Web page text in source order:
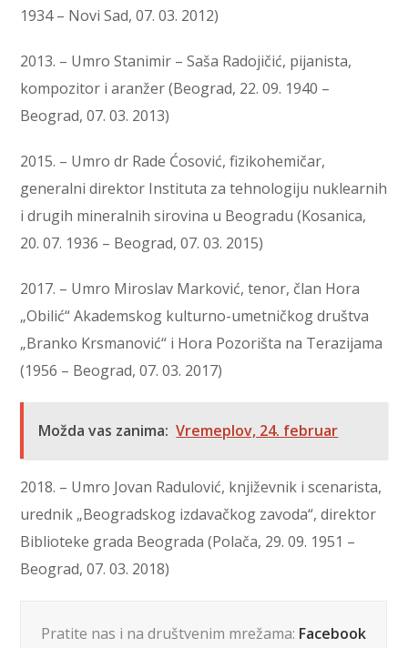
1934 – Novi Sad, 07. 03. 2012)
2013. – Umro Stanimir – Saša Radojičić, pijanista,
kompozitor i aranžer (Beograd, 22. 09. 1940 –
Beograd, 07. 03. 2013)
2015. – Umro dr Rade Ćosović, fizikohemičar,
generalni direktor Instituta za tehnologiju nuklearnih
i drugih mineralnih sirovina u Beogradu (Kosanica,
20. 07. 1936 – Beograd, 07. 03. 2015)
2017. – Umro Miroslav Marković, tenor, član Hora
„Obilić“ Akademskog kulturno-umetničkog društva
„Branko Krsmanović“ i Hora Pozorišta na Terazijama
(1956 – Beograd, 07. 03. 2017)
Možda vas zanima: Vremeplov, 24. februar
2018. – Umro Jovan Radulović, književnik i scenarista,
urednik „Beogradskog izdavačkog zavoda“, direktor
Biblioteke grada Beograda (Polača, 29. 09. 1951 –
Beograd, 07. 03. 2018)
Pratite nas i na društvenim mrežama: Facebook